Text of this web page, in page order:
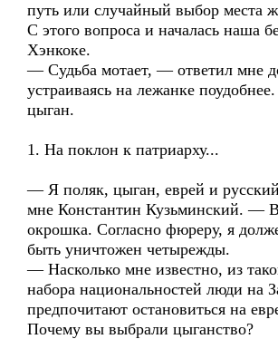
путь или случайный выбор места
С этого вопроса и началась наша
Хэнкоке.
— Судьба мотает, — ответил мне
устраиваясь на лежанке
цыган.
1. На поклон к патриарху...
— Я поляк, цыган, еврей и
мне Константин Кузьминский. —
окрошка. Согласно фюреру, я
быть уничтожен четырежды.
— Насколько мне известно, из
набора национальностей люди на
предпочитают остановиться на
Почему вы выбрали цыганство?